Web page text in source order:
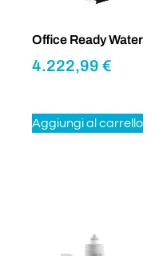
Office Ready Water
4.222,99 €
Aggiungi al carrello